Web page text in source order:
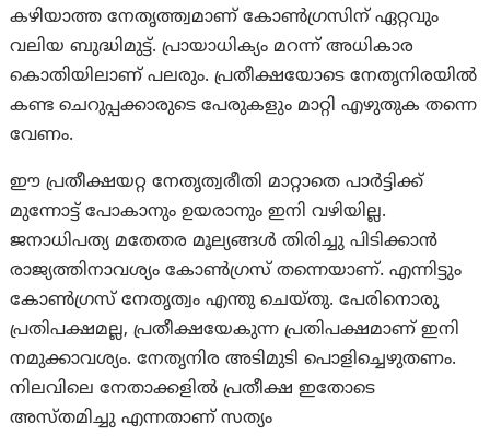
കഴിയാത്ത നേതൃത്ത്വമാണ് കോൺഗ്രസിന് ഏറ്റവും
വലിയ ബുദ്ധിമുട്ട്. പ്രായാധിക്യം മറന്ന് അധികാര
കൊതിയിലാണ് പലരും. പ്രതീക്ഷയോടെ നേതൃനിരയിൽ
കണ്ട ചെറുപ്പക്കാരുടെ പേരുകളും മാറ്റി എഴുതുക തന്നെ
വേണം.
ഈ പ്രതീക്ഷയറ്റ നേതൃത്വരീതി മാറ്റാതെ പാർട്ടിക്ക്
മുന്നോട്ട് പോകാനും ഉയരാനും ഇനി വഴിയില്ല.
ജനാധിപത്യ മതേതര മൂല്യങ്ങൾ തിരിച്ചു പിടിക്കാൻ
രാജ്യത്തിനാവശ്യം കോൺഗ്രസ് തന്നെയാണ്. എന്നിട്ടും
കോൺഗ്രസ് നേതൃത്വം എന്തു ചെയ്തു. പേരിനൊരു
പ്രതിപക്ഷമല്ല, പ്രതീക്ഷയേകുന്ന പ്രതിപക്ഷമാണ് ഇനി
നമുക്കാവശ്യം. നേതൃനിര അടിമുടി പൊളിച്ചെഴുതണം.
നിലവിലെ നേതാക്കളിൽ പ്രതീക്ഷ ഇതോടെ
അസ്തമിച്ചു എന്നതാണ് സത്യം